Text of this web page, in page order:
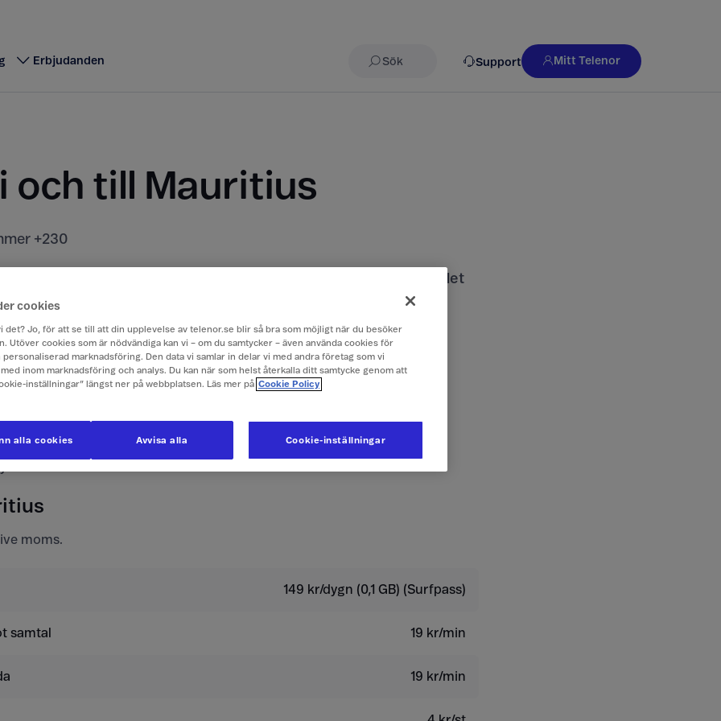
Erbjudanden
Sök Support Mitt Telenor
och till Mauritius
+230
kostar att ringa, sms:a och surfa när du är utomlands och vad det
Sverige till ett annat land.
företagspriser här
inte använda ditt kontantkort.
moms.
149 kr/dygn (0,1 GB) (Surfpass)
samtal 19 kr/min
19 kr/min
cookies
det? Jo, för att se till att din upplevelse av telenor.se blir så bra som möjligt när du besöker
Utöver cookies som är nödvändiga kan vi – om du samtycker – även använda cookies för
personaliserad marknadsföring. Den data vi samlar in delar vi med andra företag som vi
inom marknadsföring och analys. Du kan när som helst återkalla ditt samtycke genom att
inställningar” längst ner på webbplatsen. Läs mer på Cookie Policy
Cookie-inställningar
Avvisa alla
alla cookies